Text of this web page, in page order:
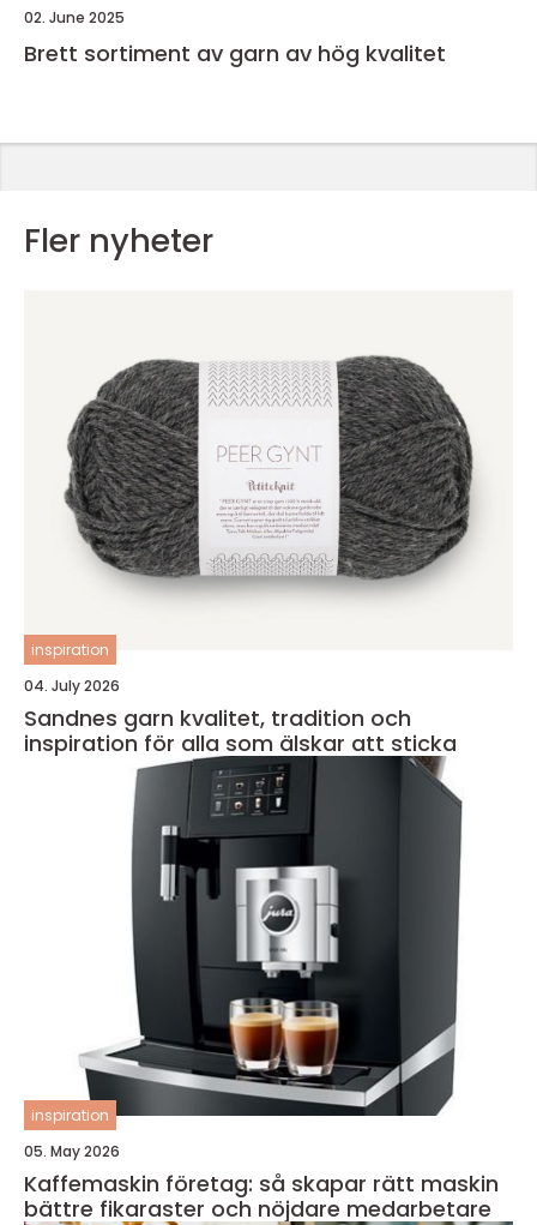
02. June 2025
Brett sortiment av garn av hög kvalitet
Fler nyheter
inspiration
04. July 2026
Sandnes garn kvalitet, tradition och
inspiration för alla som älskar att sticka
inspiration
05. May 2026
Kaffemaskin företag: så skapar rätt maskin
bättre fikaraster och nöjdare medarbetare